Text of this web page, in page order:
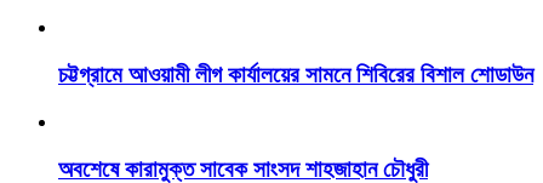
চট্টগ্রামে আওয়ামী লীগ কার্যালয়ের সামনে শিবিরের বিশাল শোডাউন
অবশেষে কারামুক্ত সাবেক সাংসদ শাহজাহান চৌধুরী